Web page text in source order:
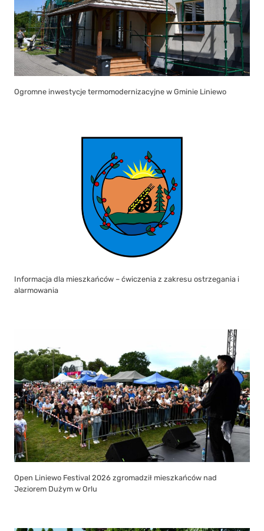
Ogromne inwestycje termomodernizacyjne w Gminie Liniewo
Informacja dla mieszkańców – ćwiczenia z zakresu ostrzegania i
alarmowania
Open Liniewo Festival 2026 zgromadził mieszkańców nad
Jeziorem Dużym w Orlu